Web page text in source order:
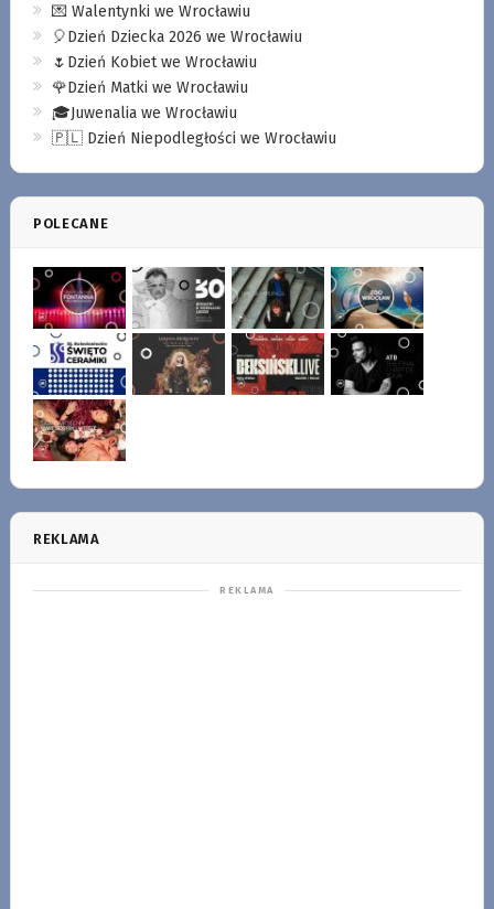
💌 Walentynki we Wrocławiu
🎈Dzień Dziecka 2026 we Wrocławiu
🌷Dzień Kobiet we Wrocławiu
🌹Dzień Matki we Wrocławiu
🎓Juwenalia we Wrocławiu
🇵🇱 Dzień Niepodległości we Wrocławiu
POLECANE
REKLAMA